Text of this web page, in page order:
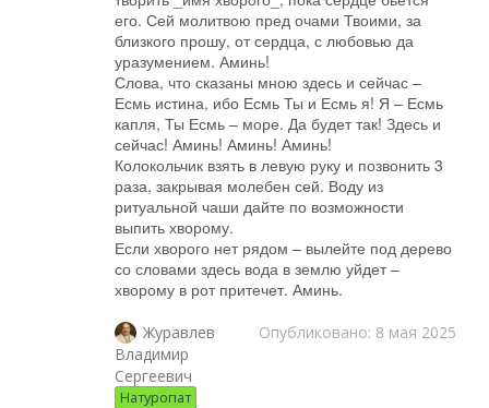
его. Сей молитвою пред очами Твоими, за
близкого прошу, от сердца, с любовью да
уразумением. Аминь!
Слова, что сказаны мною здесь и сейчас –
Есмь истина, ибо Есмь Ты и Есмь я! Я – Есмь
капля, Ты Есмь – море. Да будет так! Здесь и
сейчас! Аминь! Аминь! Аминь!
Колокольчик взять в левую руку и позвонить 3
раза, закрывая молебен сей. Воду из
ритуальной чаши дайте по возможности
выпить хворому.
Если хворого нет рядом – вылейте под дерево
со словами здесь вода в землю уйдет –
хворому в рот притечет. Аминь.
Опубликовано: 8 мая 2025
Журавлев
Владимир
Сергеевич
Натуропат